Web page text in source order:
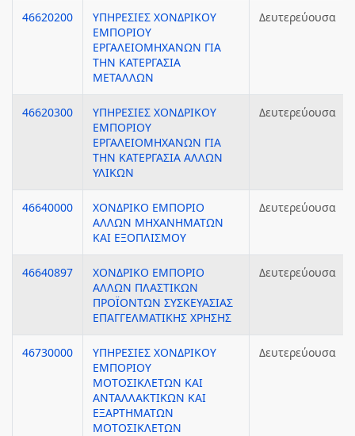
46620200
ΥΠΗΡΕΣΙΕΣ ΧΟΝΔΡΙΚΟΥ
ΕΜΠΟΡΙΟΥ
ΕΡΓΑΛΕΙΟΜΗΧΑΝΩΝ ΓΙΑ
ΤΗΝ ΚΑΤΕΡΓΑΣΙΑ
ΜΕΤΑΛΛΩΝ
Δευτερεύουσα
46620300
ΥΠΗΡΕΣΙΕΣ ΧΟΝΔΡΙΚΟΥ
ΕΜΠΟΡΙΟΥ
ΕΡΓΑΛΕΙΟΜΗΧΑΝΩΝ ΓΙΑ
ΤΗΝ ΚΑΤΕΡΓΑΣΙΑ ΑΛΛΩΝ
ΥΛΙΚΩΝ
Δευτερεύουσα
46640000
ΧΟΝΔΡΙΚΟ ΕΜΠΟΡΙΟ
ΑΛΛΩΝ ΜΗΧΑΝΗΜΑΤΩΝ
ΚΑΙ ΕΞΟΠΛΙΣΜΟΥ
Δευτερεύουσα
46640897
ΧΟΝΔΡΙΚΟ ΕΜΠΟΡΙΟ
ΑΛΛΩΝ ΠΛΑΣΤΙΚΩΝ
ΠΡΟΪΟΝΤΩΝ ΣΥΣΚΕΥΑΣΙΑΣ
ΕΠΑΓΓΕΛΜΑΤΙΚΗΣ ΧΡΗΣΗΣ
Δευτερεύουσα
46730000
ΥΠΗΡΕΣΙΕΣ ΧΟΝΔΡΙΚΟΥ
ΕΜΠΟΡΙΟΥ
ΜΟΤΟΣΙΚΛΕΤΩΝ ΚΑΙ
ΑΝΤΑΛΛΑΚΤΙΚΩΝ ΚΑΙ
ΕΞΑΡΤΗΜΑΤΩΝ
ΜΟΤΟΣΙΚΛΕΤΩΝ
Δευτερεύουσα